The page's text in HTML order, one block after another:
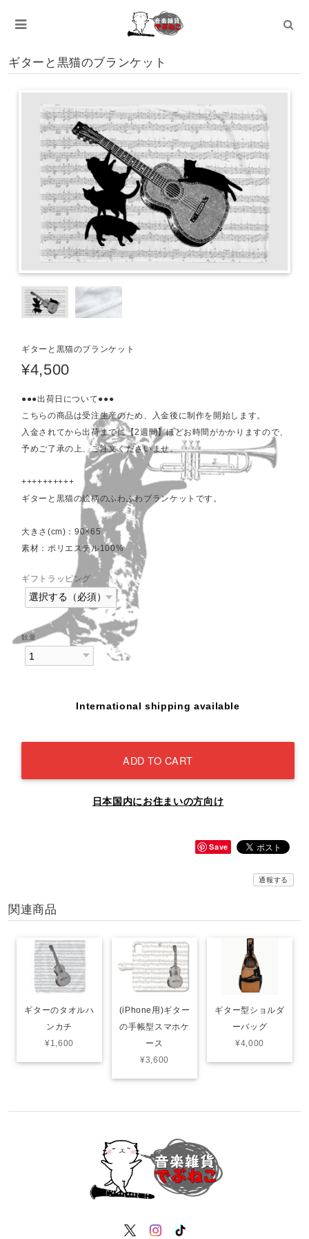
ギターと黒猫のブランケット
ギターと黒猫のブランケット
¥4,500
●●●出荷日について●●●
こちらの商品は受注生産のため、入金後に制作を開始します。
入金されてから出荷までに【2週間】ほどお時間がかかりますので、
予めご了承の上、ご注文くださいませ。
++++++++++
ギターと黒猫の絵柄のふわふわブランケットです。
大きさ(cm)：90×65
素材：ポリエステル100%
ギフトラッピング
数量
International shipping available
ADD TO CART
日本国内にお住まいの方向け
Save
通報する
関連商品
ギターのタオルハ
ンカチ
¥1,600
(iPhone用)ギター
の手帳型スマホケ
ース
¥3,600
ギター型ショルダ
ーバッグ
¥4,000